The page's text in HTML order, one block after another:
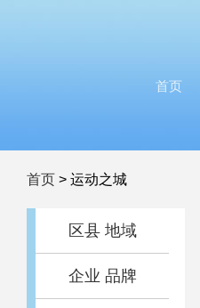
首页
首页 > 运动之城
区县 地域
企业 品牌